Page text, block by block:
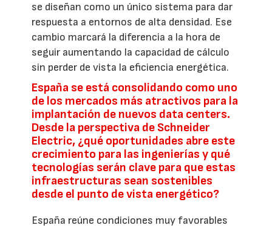
se diseñan como un único sistema para dar
respuesta a entornos de alta densidad. Ese
cambio marcará la diferencia a la hora de
seguir aumentando la capacidad de cálculo
sin perder de vista la eficiencia energética.
España se está consolidando como uno
de los mercados más atractivos para la
implantación de nuevos data centers.
Desde la perspectiva de Schneider
Electric, ¿qué oportunidades abre este
crecimiento para las ingenierías y qué
tecnologías serán clave para que estas
infraestructuras sean sostenibles
desde el punto de vista energético?
España reúne condiciones muy favorables